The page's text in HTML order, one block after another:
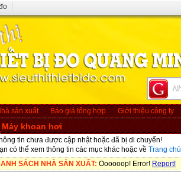
sản xuất Báo giá tổng hợp Giới thiệu công ty
Máy khoan hơi
tin chưa được cập nhật hoặc đã bị di chuyển!
có thể xem thông tin các mục khác hoặc về Trang chủ
SÁCH NHÀ SẢN XUẤT: Oooooop! Error! Report!